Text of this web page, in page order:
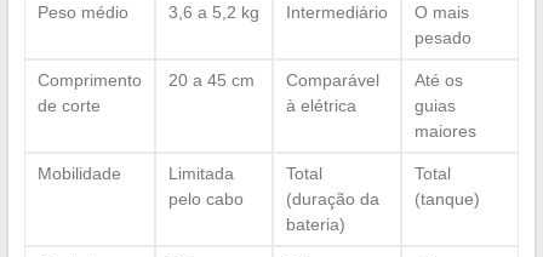
Peso médio 3,6 a 5,2 kg Intermediário
O mais
pesado
Comprimento
de corte
20 a 45 cm
Comparável
à elétrica
Até os
guias
maiores
Mobilidade
Limitada
pelo cabo
Total
(duração da
bateria)
Total
(tanque)